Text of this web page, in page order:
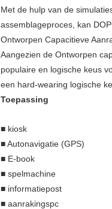
Met de hulp van de
assemblageproces, kan
Ontworpen Capacitieve
Aangezien de Ontworpen
populaire en logische keus
een hard-wearing logische
Toepassing
■ kiosk
■ Autonavigatie (GPS)
■ E-book
■ spelmachine
■ informatiepost
■ aanrakingspc